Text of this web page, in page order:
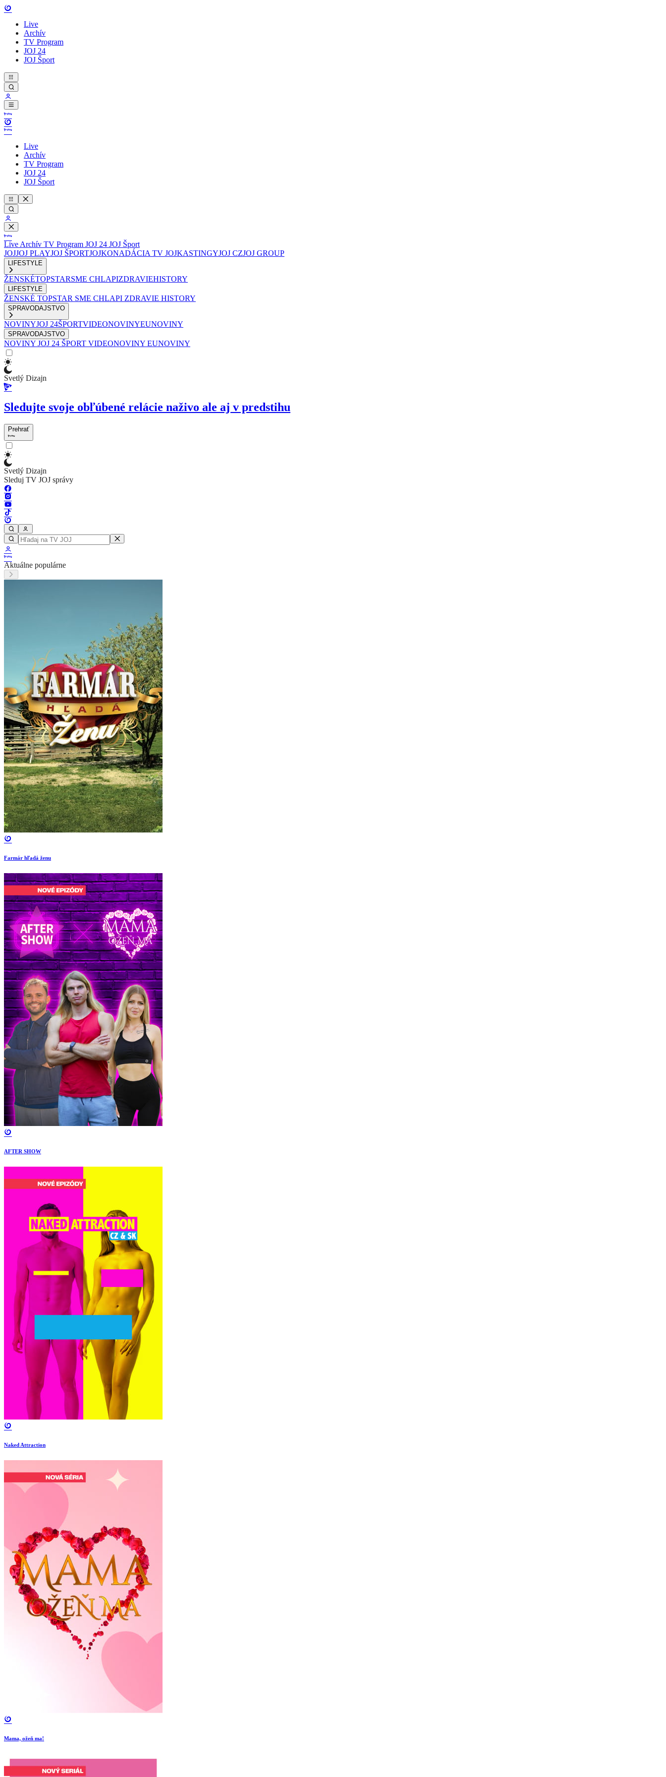
Live
Archív
TV Program
JOJ 24
JOJ Šport
Live
Archív
TV Program
JOJ 24
JOJ Šport
Live Archív TV Program JOJ 24 JOJ Šport
JOJJOJ PLAYJOJ ŠPORTJOJKONADÁCIA TV JOJKASTINGYJOJ CZJOJ GROUP
LIFESTYLE
ŽENSKÉTOPSTARSME CHLAPIZDRAVIEHISTORY
LIFESTYLE
ŽENSKÉ TOPSTAR SME CHLAPI ZDRAVIE HISTORY
SPRAVODAJSTVO
NOVINYJOJ 24ŠPORTVIDEONOVINYEUNOVINY
SPRAVODAJSTVO
NOVINY JOJ 24 ŠPORT VIDEONOVINY EUNOVINY
Svetlý Dizajn
Sledujte svoje obľúbené relácie naživo ale aj v predstihu
Prehrať
Svetlý Dizajn
Sleduj TV JOJ správy
Aktuálne populárne
Farmár hľadá ženu
AFTER SHOW
Naked Attraction
Mama, ožeň ma!